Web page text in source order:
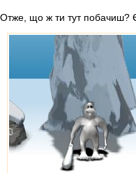
Отже, що ж ти тут побачиш?